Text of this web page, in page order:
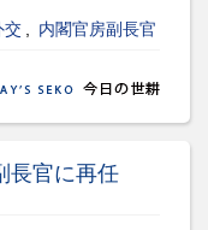
交 内閣官房副長官
長官に再任